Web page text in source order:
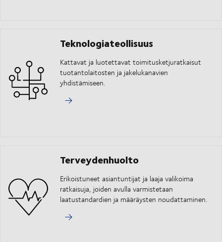
Teknologiateollisuus
Kattavat ja luotettavat toimitusketjuratkaisut
tuotantolaitosten ja jakelukanavien
yhdistämiseen.
Terveydenhuolto
Erikoistuneet asiantuntijat ja laaja valikoima
ratkaisuja, joiden avulla varmistetaan
laatustandardien ja määräysten noudattaminen.